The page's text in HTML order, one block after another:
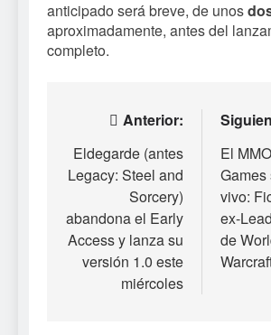
anticipado será breve, de unos
aproximadamente, antes del
completo.
Navegación
de
entradas
Anterior:
Eldegarde (antes
Legacy: Steel and
Sorcery)
abandona el Early
Access y lanza su
versión 1.0 este
miércoles
El
vivo:
ex-
de